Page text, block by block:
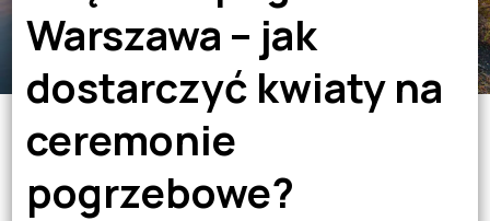
Warszawa – jak
dostarczyć kwiaty na
ceremonie
pogrzebowe?